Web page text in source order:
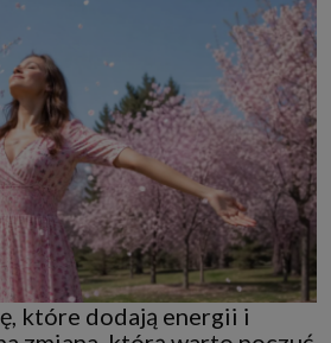
które dodają energii i